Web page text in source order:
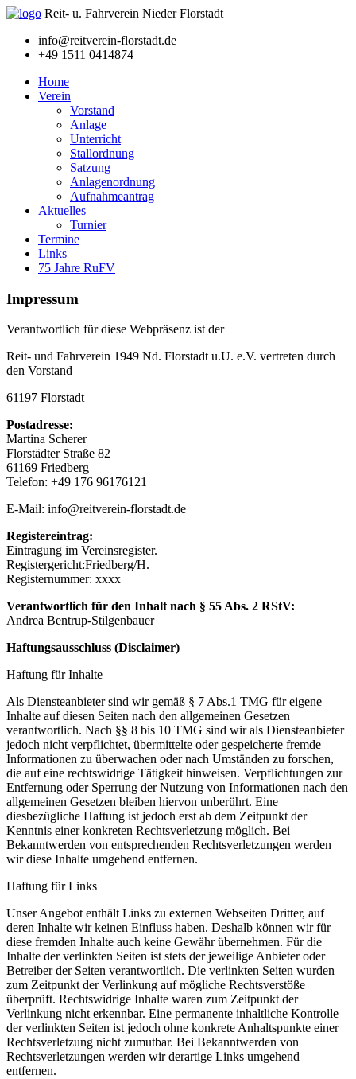
Reit- u. Fahrverein Nieder Florstadt
info@reitverein-florstadt.de
+49 1511 0414874
Home
Verein
Vorstand
Anlage
Unterricht
Stallordnung
Satzung
Anlagenordnung
Aufnahmeantrag
Aktuelles
Turnier
Termine
Links
75 Jahre RuFV
Impressum
Verantwortlich für diese Webpräsenz ist der
Reit- und Fahrverein 1949 Nd. Florstadt u.U. e.V. vertreten durch
den Vorstand
61197 Florstadt
Postadresse:
Martina Scherer
Florstädter Straße 82
61169 Friedberg
Telefon: +49 176 96176121
E-Mail: info@reitverein-florstadt.de
Registereintrag:
Eintragung im Vereinsregister.
Registergericht:Friedberg/H.
Registernummer: xxxx
Verantwortlich für den Inhalt nach § 55 Abs. 2 RStV:
Andrea Bentrup-Stilgenbauer
Haftungsausschluss (Disclaimer)
Haftung für Inhalte
Als Diensteanbieter sind wir gemäß § 7 Abs.1 TMG für eigene
Inhalte auf diesen Seiten nach den allgemeinen Gesetzen
verantwortlich. Nach §§ 8 bis 10 TMG sind wir als Diensteanbieter
jedoch nicht verpflichtet, übermittelte oder gespeicherte fremde
Informationen zu überwachen oder nach Umständen zu forschen,
die auf eine rechtswidrige Tätigkeit hinweisen. Verpflichtungen zur
Entfernung oder Sperrung der Nutzung von Informationen nach den
allgemeinen Gesetzen bleiben hiervon unberührt. Eine
diesbezügliche Haftung ist jedoch erst ab dem Zeitpunkt der
Kenntnis einer konkreten Rechtsverletzung möglich. Bei
Bekanntwerden von entsprechenden Rechtsverletzungen werden
wir diese Inhalte umgehend entfernen.
Haftung für Links
Unser Angebot enthält Links zu externen Webseiten Dritter, auf
deren Inhalte wir keinen Einfluss haben. Deshalb können wir für
diese fremden Inhalte auch keine Gewähr übernehmen. Für die
Inhalte der verlinkten Seiten ist stets der jeweilige Anbieter oder
Betreiber der Seiten verantwortlich. Die verlinkten Seiten wurden
zum Zeitpunkt der Verlinkung auf mögliche Rechtsverstöße
überprüft. Rechtswidrige Inhalte waren zum Zeitpunkt der
Verlinkung nicht erkennbar. Eine permanente inhaltliche Kontrolle
der verlinkten Seiten ist jedoch ohne konkrete Anhaltspunkte einer
Rechtsverletzung nicht zumutbar. Bei Bekanntwerden von
Rechtsverletzungen werden wir derartige Links umgehend
entfernen.